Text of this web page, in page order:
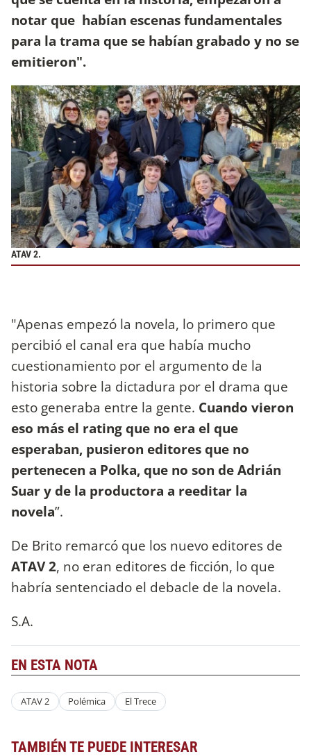
notar que habían escenas fundamentales
para la trama que se habían grabado y no se
emitieron".
ATAV 2.
"Apenas empezó la novela, lo primero que
percibió el canal era que había mucho
cuestionamiento por el argumento de la
historia sobre la dictadura por el drama que
esto generaba entre la gente. Cuando vieron
eso más el rating que no era el que
esperaban, pusieron editores que no
pertenecen a Polka, que no son de Adrián
Suar y de la productora a reeditar la
novela”.
De Brito remarcó que los nuevo editores de
ATAV 2, no eran editores de ficción, lo que
habría sentenciado el debacle de la novela.
S.A.
EN ESTA NOTA
ATAV 2 Polémica El Trece
TAMBIÉN TE PUEDE INTERESAR